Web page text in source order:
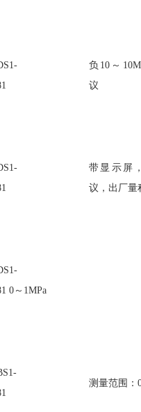
负 10～
议
带显示屏
议，出厂量
0～1MPa
测量范围：